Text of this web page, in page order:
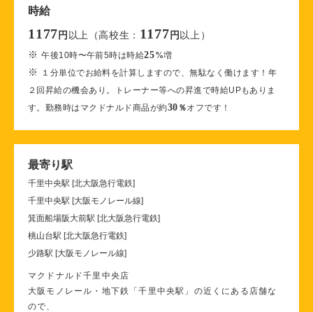
時給
1177 円 以上（高校生： 1177 円 以上）
※午後10時〜午前5時は時給25%増
※
１分単位でお給料を計算しますので、無駄なく働けます！年
２回昇給の機会あり。トレーナー等への昇進で時給UPもありま
す。勤務時はマクドナルド商品が約30 ％オフです！
最寄り駅
千里中央駅 [北大阪急行電鉄]
千里中央駅 [大阪モノレール線]
箕面船場阪大前駅 [北大阪急行電鉄]
桃山台駅 [北大阪急行電鉄]
少路駅 [大阪モノレール線]
マクドナルド千里中央店
大阪モノレール・地下鉄「千里中央駅」の近くにある店舗な
ので、